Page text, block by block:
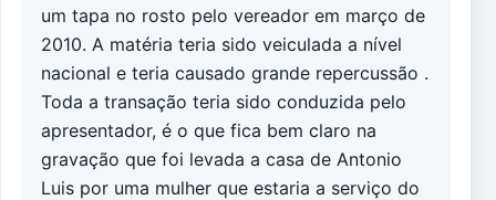
um tapa no rosto pelo vereador em março de
2010. A matéria teria sido veiculada a nível
nacional e teria causado grande repercussão .
Toda a transação teria sido conduzida pelo
apresentador, é o que fica bem claro na
gravação que foi levada a casa de Antonio
Luis por uma mulher que estaria a serviço do